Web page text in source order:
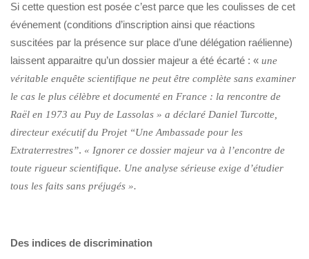
Si cette question est posée c’est parce que les coulisses de cet
événement (conditions d’inscription ainsi que réactions
suscitées par la présence sur place d’une délégation raélienne)
laissent apparaitre qu’un dossier majeur a été écarté : « une
véritable enquête scientifique ne peut être complète sans examiner
le cas le plus célèbre et documenté en France : la rencontre de
Raël en 1973 au Puy de Lassolas » a déclaré Daniel Turcotte,
directeur exécutif du Projet “Une Ambassade pour les
Extraterrestres”. « Ignorer ce dossier majeur va à l’encontre de
toute rigueur scientifique. Une analyse sérieuse exige d’étudier
tous les faits sans préjugés ».
Des indices de discrimination